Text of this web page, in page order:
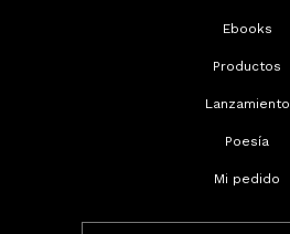
Ebooks
Productos
Lanzamiento
Poesía
Mi pedido